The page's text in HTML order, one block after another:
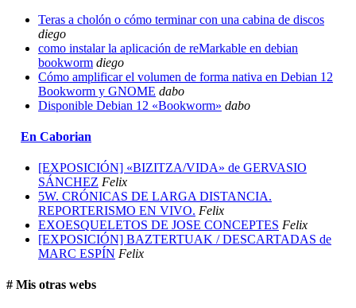
Teras a cholón o cómo terminar con una cabina de discos
diego
como instalar la aplicación de reMarkable en debian
bookworm diego
Cómo amplificar el volumen de forma nativa en Debian 12
Bookworm y GNOME dabo
Disponible Debian 12 «Bookworm» dabo
En Caborian
[EXPOSICIÓN] «BIZITZA/VIDA» de GERVASIO
SÁNCHEZ Felix
5W. CRÓNICAS DE LARGA DISTANCIA.
REPORTERISMO EN VIVO. Felix
EXOESQUELETOS DE JOSE CONCEPTES Felix
[EXPOSICIÓN] BAZTERTUAK / DESCARTADAS de
MARC ESPÍN Felix
# Mis otras webs